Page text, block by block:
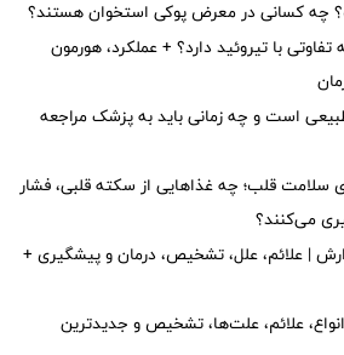
چه کسانی در معرض پوکی استخوان هستند؟
با تیروئید دارد؟ + عملکرد، هورمون
است و چه زمانی باید به پزشک مراجعه
سلامت قلب؛ چه غذاهایی از سکته قلبی، فشار
می‌کنند؟
| علائم، علل، تشخیص، درمان و پیشگیری +
علائم، علت‌ها، تشخیص و جدیدترین